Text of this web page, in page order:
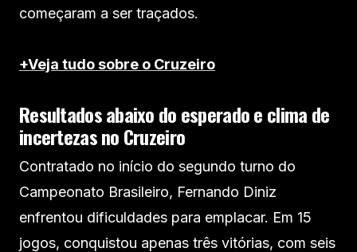
começaram a ser traçados.
+Veja tudo sobre o Cruzeiro
Resultados abaixo do esperado e clima de
incertezas no Cruzeiro
Contratado no início do segundo turno do
Campeonato Brasileiro, Fernando Diniz
enfrentou dificuldades para emplacar. Em 15
jogos, conquistou apenas três vitórias, com seis